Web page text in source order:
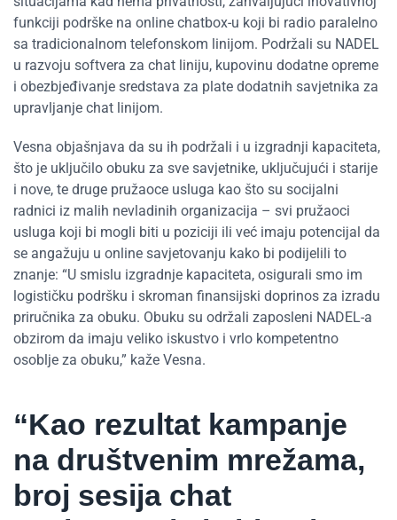
funkciji podrške na online chatbox-u koji bi radio paralelno
sa tradicionalnom telefonskom linijom. Podržali su NADEL
u razvoju softvera za chat liniju, kupovinu dodatne opreme
i obezbjeđivanje sredstava za plate dodatnih savjetnika za
upravljanje chat linijom.
Vesna objašnjava da su ih podržali i u izgradnji kapaciteta,
što je uključilo obuku za sve savjetnike, uključujući i starije
i nove, te druge pružaoce usluga kao što su socijalni
radnici iz malih nevladinih organizacija – svi pružaoci
usluga koji bi mogli biti u poziciji ili već imaju potencijal da
se angažuju u online savjetovanju kako bi podijelili to
znanje: “U smislu izgradnje kapaciteta, osigurali smo im
logističku podršku i skroman finansijski doprinos za izradu
priručnika za obuku. Obuku su održali zaposleni NADEL-a
obzirom da imaju veliko iskustvo i vrlo kompetentno
osoblje za obuku,” kaže Vesna.
“Kao rezultat kampanje
na društvenim mrežama,
broj sesija chat